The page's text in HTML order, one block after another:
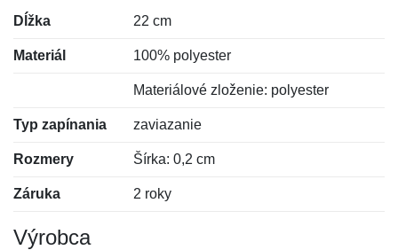
Dĺžka 22 cm
Materiál 100% polyester
Materiálové zloženie: polyester
Typ zapínania zaviazanie
Rozmery Šírka: 0,2 cm
Záruka 2 roky
Výrobca